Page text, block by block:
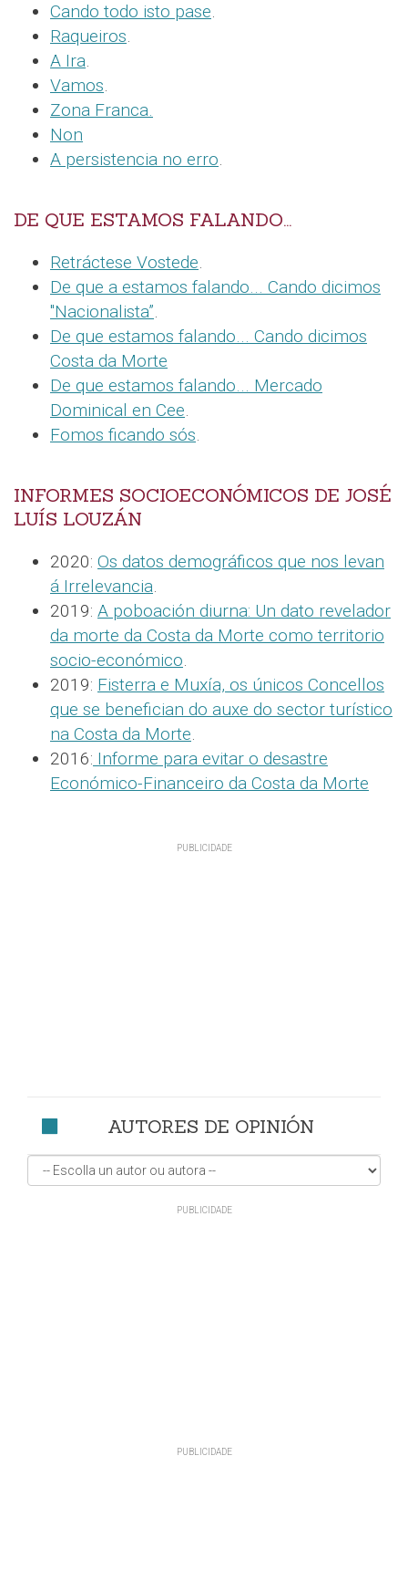
Cando todo isto pase.
Raqueiros.
A Ira.
Vamos.
Zona Franca.
Non
A persistencia no erro.
DE QUE ESTAMOS FALANDO...
Retráctese Vostede.
De que a estamos falando... Cando dicimos
"Nacionalista”.
De que estamos falando... Cando dicimos
Costa da Morte
De que estamos falando... Mercado
Dominical en Cee.
Fomos ficando sós.
INFORMES SOCIOECONÓMICOS DE JOSÉ
LUÍS LOUZÁN
2020: Os datos demográficos que nos levan
á Irrelevancia.
2019: A poboación diurna: Un dato revelador
da morte da Costa da Morte como territorio
socio-económico.
2019: Fisterra e Muxía, os únicos Concellos
que se benefician do auxe do sector turístico
na Costa da Morte.
2016: Informe para evitar o desastre
Económico-Financeiro da Costa da Morte
AUTORES DE OPINIÓN